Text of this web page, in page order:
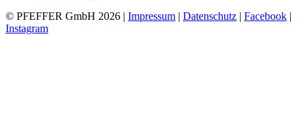
© PFEFFER GmbH 2026 | Impressum | Datenschutz | Facebook |
Instagram